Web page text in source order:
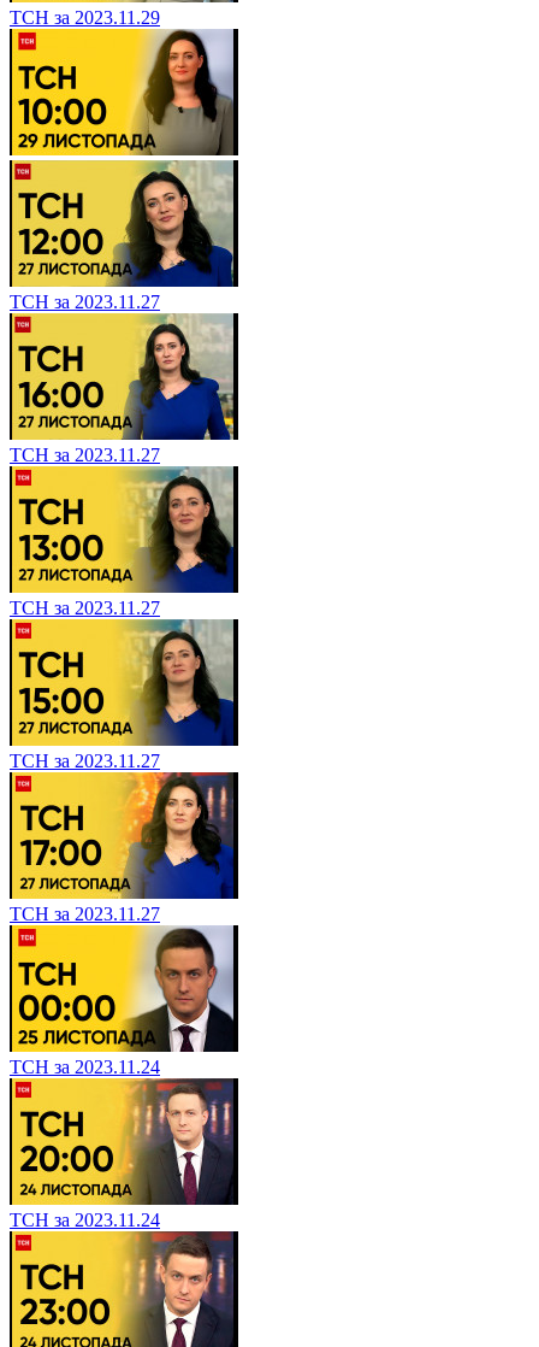
ТСН за 2023.11.29
ТСН за 2023.11.27
ТСН за 2023.11.27
ТСН за 2023.11.27
ТСН за 2023.11.27
ТСН за 2023.11.27
ТСН за 2023.11.24
ТСН за 2023.11.24